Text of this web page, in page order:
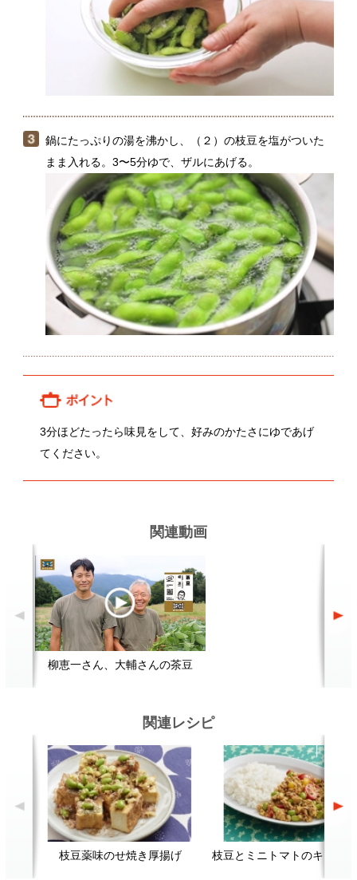
鍋にたっぷりの湯を沸かし、（２）の枝豆を塩がついた
まま入れる。3〜5分ゆで、ザルにあげる。
3分ほどたったら味見をして、好みのかたさにゆであげ
てください。
関連動画
関連レシピ
枝豆薬味のせ焼き厚揚げ 枝豆とミニトマトのキーマカレー
野菜。
レシピ
動画Gallery